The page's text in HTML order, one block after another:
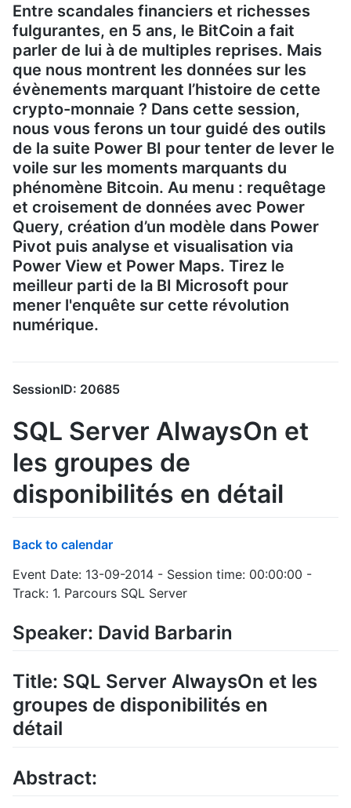
Entre scandales financiers et richesses
fulgurantes, en 5 ans, le BitCoin a fait
parler de lui à de multiples reprises. Mais
que nous montrent les données sur les
évènements marquant l’histoire de cette
crypto-monnaie ? Dans cette session,
nous vous ferons un tour guidé des outils
de la suite Power BI pour tenter de lever le
voile sur les moments marquants du
phénomène Bitcoin. Au menu : requêtage
et croisement de données avec Power
Query, création d’un modèle dans Power
Pivot puis analyse et visualisation via
Power View et Power Maps. Tirez le
meilleur parti de la BI Microsoft pour
mener l'enquête sur cette révolution
numérique.
SessionID: 20685
SQL Server AlwaysOn et
les groupes de
disponibilités en détail
Back to calendar
Event Date: 13-09-2014 - Session time: 00:00:00 -
Track: 1. Parcours SQL Server
Speaker: David Barbarin
Title: SQL Server AlwaysOn et les
groupes de disponibilités en
détail
Abstract: